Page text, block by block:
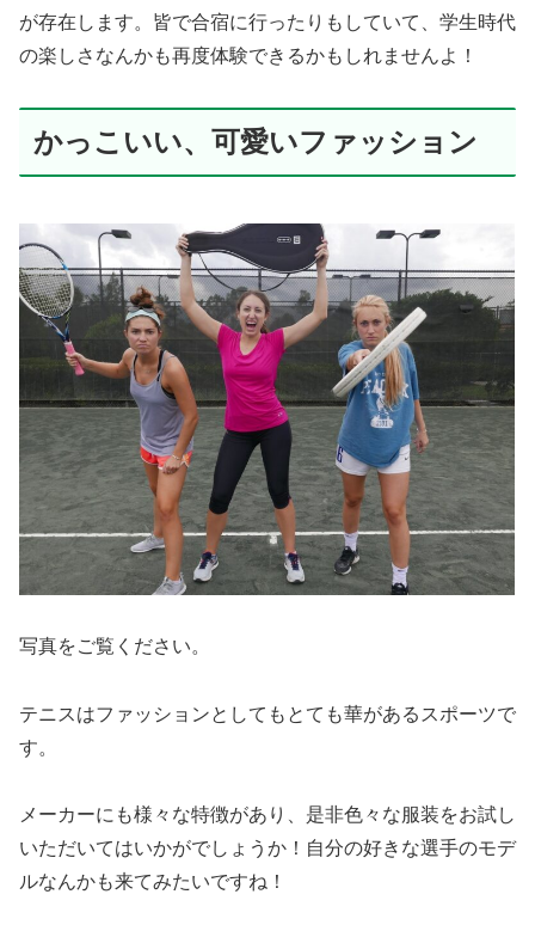
が存在します。皆で合宿に行ったりもしていて、学生時代
の楽しさなんかも再度体験できるかもしれませんよ！
かっこいい、可愛いファッション
写真をご覧ください。
テニスはファッションとしてもとても華があるスポーツで
す。
メーカーにも様々な特徴があり、是非色々な服装をお試し
いただいてはいかがでしょうか！自分の好きな選手のモデ
ルなんかも来てみたいですね！